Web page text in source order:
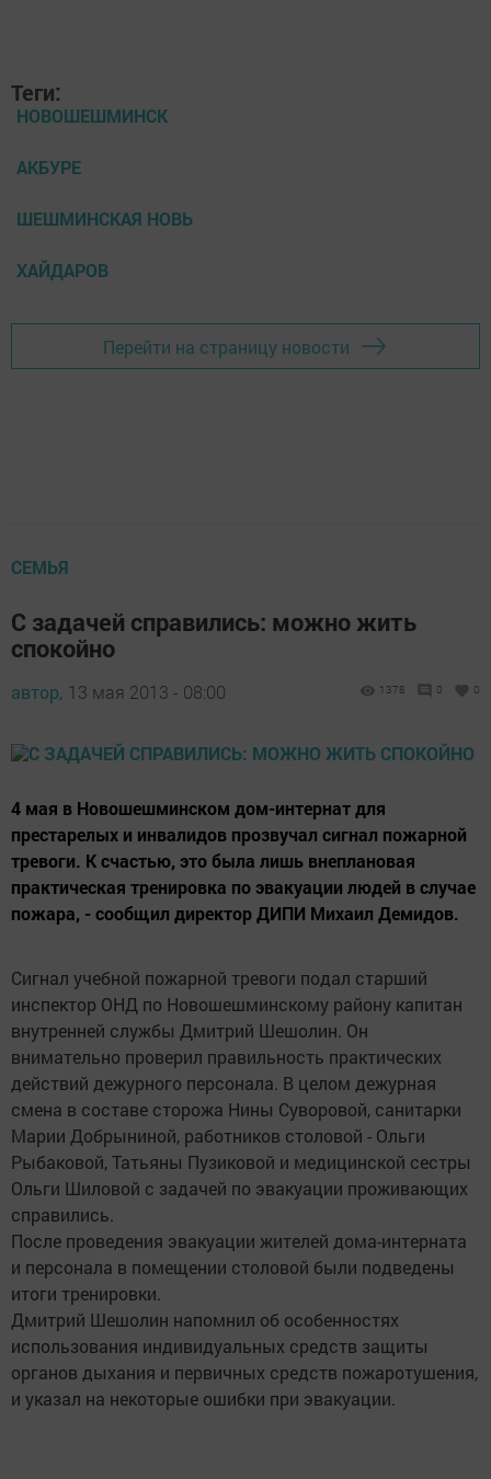
Теги:
НОВОШЕШМИНСК
АКБУРЕ
ШЕШМИНСКАЯ НОВЬ
ХАЙДАРОВ
Перейти на страницу новости
СЕМЬЯ
С задачей справились: можно жить
спокойно
автор, 13 мая 2013 - 08:00 1378 0 0
4 мая в Новошешминском дом-интернат для
престарелых и инвалидов прозвучал сигнал пожарной
тревоги. К счастью, это была лишь внеплановая
практическая тренировка по эвакуации людей в случае
пожара, - сообщил директор ДИПИ Михаил Демидов.
Сигнал учебной пожарной тревоги подал старший
инспектор ОНД по Новошешминскому району капитан
внутренней службы Дмитрий Шешолин. Он
внимательно проверил правильность практических
действий дежурного персонала. В целом дежурная
смена в составе сторожа Нины Суворовой, санитарки
Марии Добрыниной, работников столовой - Ольги
Рыбаковой, Татьяны Пузиковой и медицинской сестры
Ольги Шиловой с задачей по эвакуации проживающих
справились.
После проведения эвакуации жителей дома-интерната
и персонала в помещении столовой были подведены
итоги тренировки.
Дмитрий Шешолин напомнил об особенностях
использования индивидуальных средств защиты
органов дыхания и первичных средств пожаротушения,
и указал на некоторые ошибки при эвакуации.